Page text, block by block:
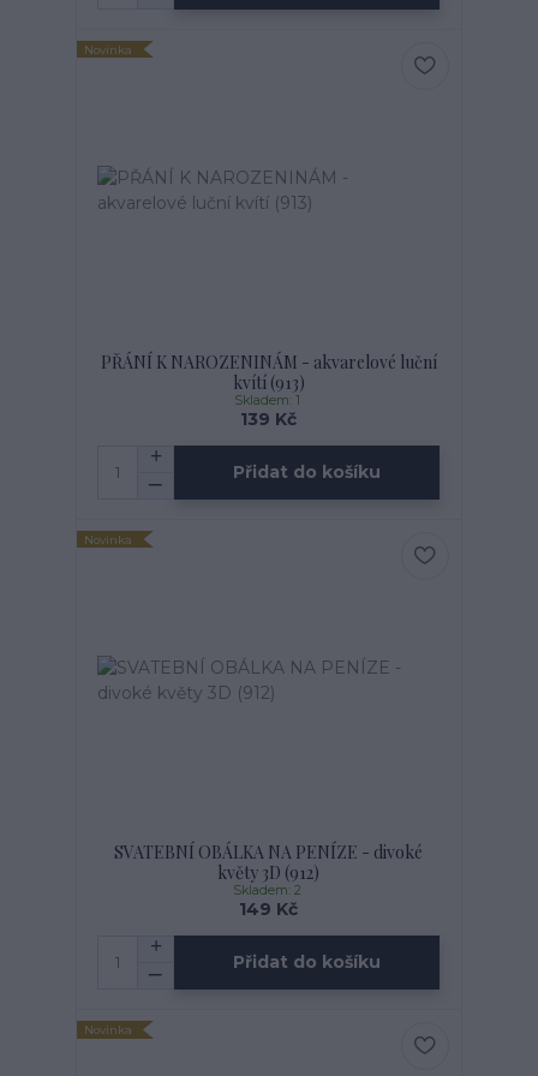
Novinka
PŘÁNÍ K NAROZENINÁM - akvarelové luční
kvítí (913)
139 Kč
Skladem: 1
Přidat do košíku
Novinka
SVATEBNÍ OBÁLKA NA PENÍZE - divoké
květy 3D (912)
149 Kč
Skladem: 2
Přidat do košíku
Novinka